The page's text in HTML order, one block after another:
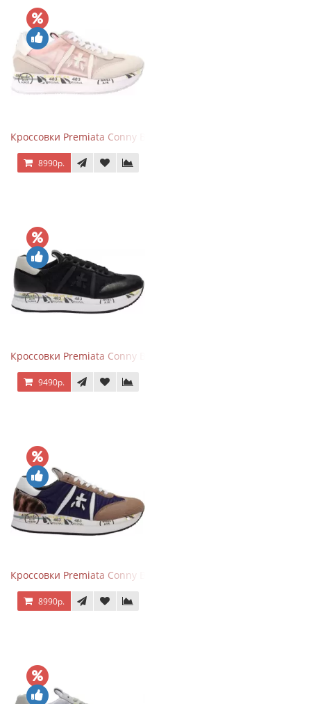
Кроссовки Premiata Conny Beige Pink
8990р.
Кроссовки Premiata Conny Black
9490р.
Кроссовки Premiata Conny Blue Brown
8990р.